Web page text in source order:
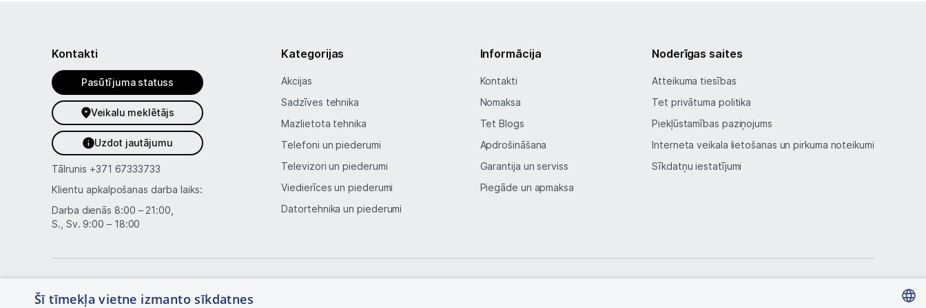
Kontakti
Pasūtījuma statuss
Veikalu meklētājs
Uzdot jautājumu
Tālrunis +371 67333733
Klientu apkalpošanas darba laiks:
Darba dienās 8:00 – 21:00,
S., Sv. 9:00 – 18:00
Kategorijas
Akcijas
Sadzīves tehnika
Mazlietota tehnika
Telefoni un piederumi
Televizori un piederumi
Viedierīces un piederumi
Datortehnika un piederumi
Informācija
Kontakti
Nomaksa
Tet Blogs
Apdrošināšana
Garantija un serviss
Piegāde un apmaksa
Noderīgas saites
Atteikuma tiesības
Tet privātuma politika
Piekļūstamības paziņojums
Interneta veikala lietošanas un pirkuma noteikumi
Sīkdatņu iestatījumi
Šī tīmekļa vietne izmanto sīkdatnes